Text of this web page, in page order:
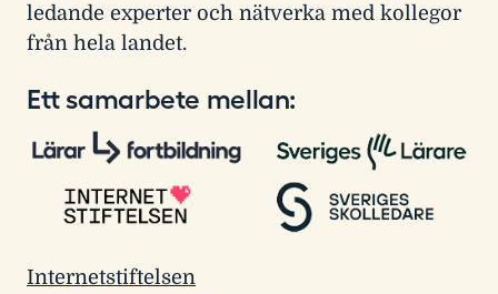
ledande experter och nätverka med kollegor
från hela landet.
Ett samarbete mellan:
Internetstiftelsen